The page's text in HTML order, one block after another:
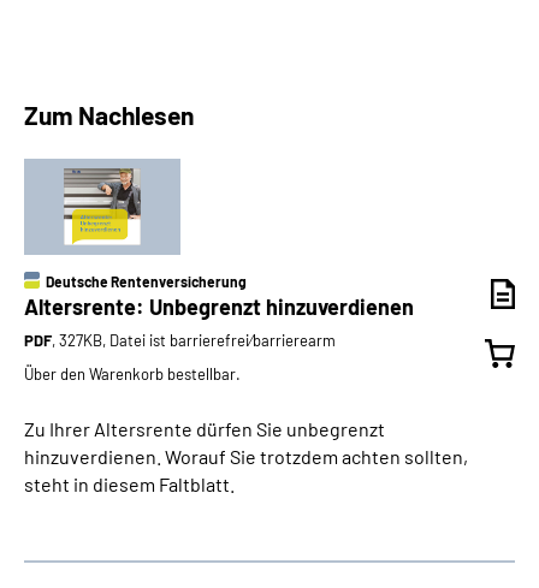
Zum Nachlesen
Deutsche Rentenversicherung
Altersrente: Unbegrenzt hinzuverdienen
PDF, 327KB, Datei ist barrierefrei⁄barrierearm
Über den Warenkorb bestellbar.
Zu Ihrer Altersrente dürfen Sie unbegrenzt
hinzuverdienen. Worauf Sie trotzdem achten sollten,
steht in diesem Faltblatt.